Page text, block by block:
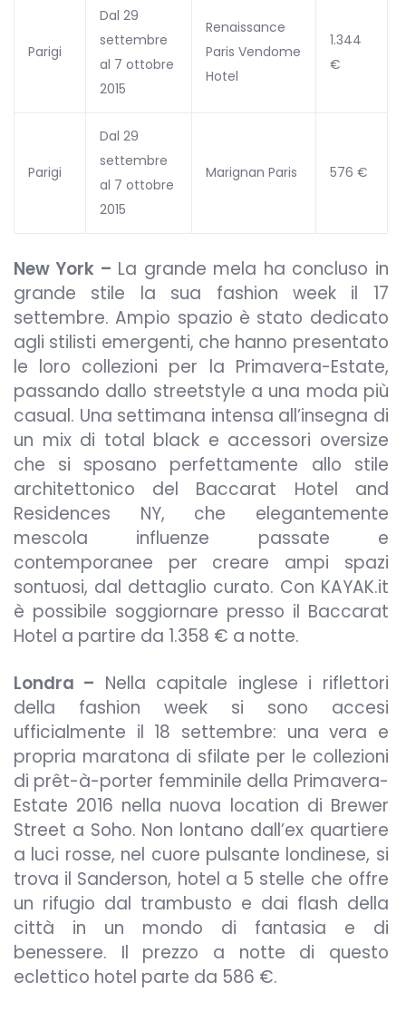
Parigi
Dal 29
settembre
al 7 ottobre
2015
Renaissance
Paris Vendome
Hotel
1.344
€
Parigi
Dal 29
settembre
al 7 ottobre
2015
Marignan Paris 576 €
New York – La grande mela ha concluso in
grande stile la sua fashion week il 17
settembre. Ampio spazio è stato dedicato
agli stilisti emergenti, che hanno presentato
le loro collezioni per la Primavera-Estate,
passando dallo streetstyle a una moda più
casual. Una settimana intensa all’insegna di
un mix di total black e accessori oversize
che si sposano perfettamente allo stile
architettonico del Baccarat Hotel and
Residences NY, che elegantemente
mescola influenze passate e
contemporanee per creare ampi spazi
sontuosi, dal dettaglio curato. Con KAYAK.it
è possibile soggiornare presso il Baccarat
Hotel a partire da 1.358 € a notte.
Londra – Nella capitale inglese i riflettori
della fashion week si sono accesi
ufficialmente il 18 settembre: una vera e
propria maratona di sfilate per le collezioni
di prêt-à-porter femminile della Primavera-
Estate 2016 nella nuova location di Brewer
Street a Soho. Non lontano dall’ex quartiere
a luci rosse, nel cuore pulsante londinese, si
trova il Sanderson, hotel a 5 stelle che offre
un rifugio dal trambusto e dai flash della
città in un mondo di fantasia e di
benessere. Il prezzo a notte di questo
eclettico hotel parte da 586 €.